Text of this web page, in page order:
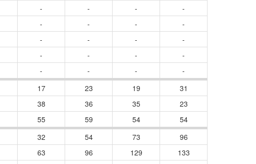
- - -
-
- - -
-
- - -
-
- - -
-
- - - -
17 23 19
31
38 36 35
23
55 59 54 54
32 54 73
96
63 96 129
133